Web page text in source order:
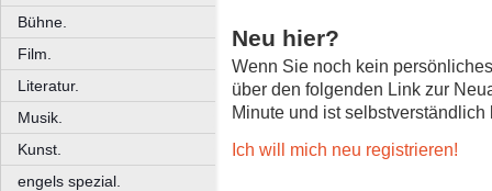
Bühne.
Film.
Literatur.
Musik.
Kunst.
engels spezial.
Neu hier?
Wenn Sie noch kein
über den folgenden Link zur
Minute und ist selbstverständlich
Ich will mich neu registrieren!